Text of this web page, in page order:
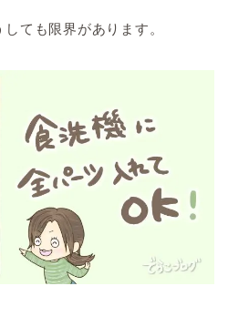
ても限界があります。